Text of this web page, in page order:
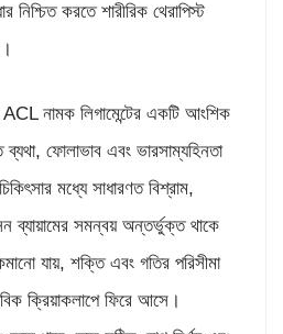
করতে শারীরিক থেরাপিস্ট
নামক লিগামেন্টের একটি আংশিক
ব্যথা, ফোলাভাব এবং ভারসাম্যহিনতা
মধ্যে সাধারণত বিশ্রাম,
ব্যায়ামের সমন্বয় অন্তর্ভুক্ত থাকে
যায়, শক্তি এবং গতির পরিসীমা
ক্রিয়াকলাপে ফিরে আসে।